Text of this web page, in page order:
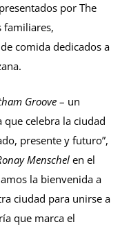
por The
familiares,
comida dedicados a
Groove– un
celebra la ciudad
presente y futuro”,
Menschel en el
la bienvenida a
ciudad para unirse a
que marca el